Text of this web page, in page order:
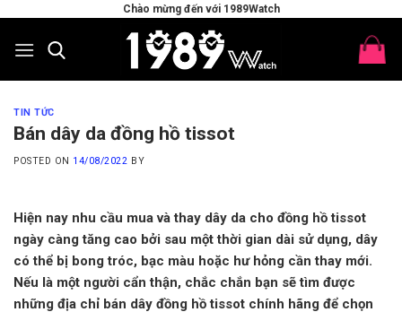
content
Chào mừng đến với 1989Watch
TIN TỨC
Bán dây da đồng hồ tissot
POSTED ON 14/08/2022 BY
Hiện nay nhu cầu mua và thay dây da cho đồng hồ tissot
ngày càng tăng cao bởi sau một thời gian dài sử dụng, dây
có thể bị bong tróc, bạc màu hoặc hư hỏng cần thay mới.
Nếu là một người cẩn thận, chắc chắn bạn sẽ tìm được
những địa chỉ bán dây đồng hồ tissot chính hãng để chọn